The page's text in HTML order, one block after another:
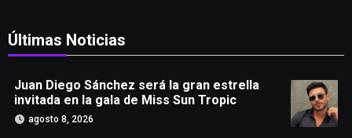
Últimas Noticias
Juan Diego Sánchez será la gran estrella
invitada en la gala de Miss Sun Tropic
agosto 8, 2026